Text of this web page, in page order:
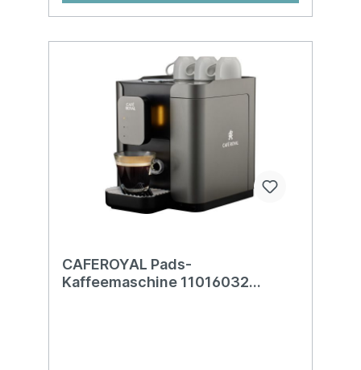
CAFEROYAL Pads-
Kaffeemaschine 11016032